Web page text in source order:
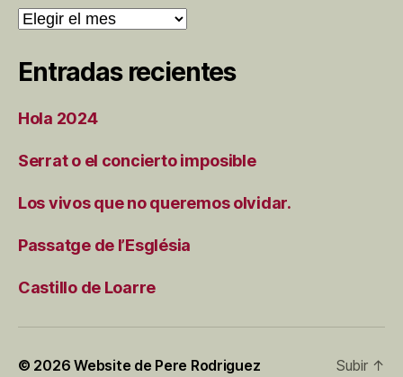
Archivos
Entradas recientes
Hola 2024
Serrat o el concierto imposible
Los vivos que no queremos olvidar.
Passatge de l’Església
Castillo de Loarre
© 2026Website de Pere Rodriguez Subir ↑